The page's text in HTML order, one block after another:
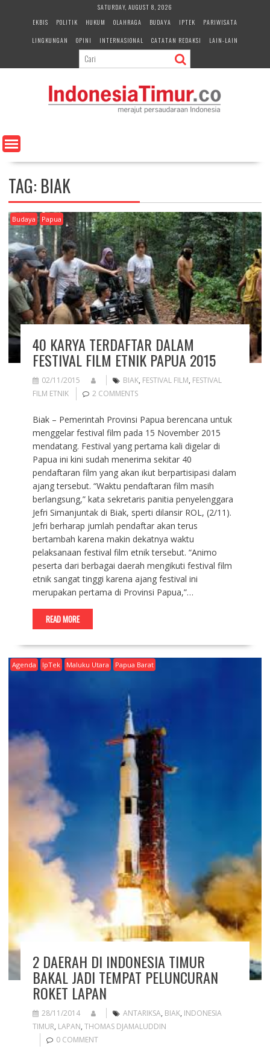
e
n
SATURDAY, AUGUST 8, 2026
EKBIS
POLITIK HUKUM OLAHRAGA BUDAYA IPTEK
PARIWISATA
LINGKUNGAN
OPINI INTERNASIONAL CATATAN REDAKSI LAIN-LAIN
TAG: BIAK
Budaya Papua
40 KARYA TERDAFTAR DALAM
FESTIVAL FILM ETNIK PAPUA 2015
02/11/2015 BIAK, FESTIVAL FILM, FESTIVAL
FILM ETNIK
2 COMMENTS
Biak – Pemerintah Provinsi Papua berencana untuk
menggelar festival film pada 15 November 2015
mendatang. Festival yang pertama kali digelar di
Papua ini kini sudah menerima sekitar 40
pendaftaran film yang akan ikut berpartisipasi dalam
ajang tersebut. “Waktu pendaftaran film masih
berlangsung,” kata sekretaris panitia penyelenggara
Jefri Simanjuntak di Biak, sperti dilansir ROL, (2/11).
Jefri berharap jumlah pendaftar akan terus
bertambah karena makin dekatnya waktu
pelaksanaan festival film etnik tersebut. “Animo
peserta dari berbagai daerah mengikuti festival film
etnik sangat tinggi karena ajang festival ini
merupakan pertama di Provinsi Papua,”…
READ MORE
Agenda IpTek Maluku Utara Papua Barat
2 DAERAH DI INDONESIA TIMUR
BAKAL JADI TEMPAT PELUNCURAN
ROKET LAPAN
28/11/2014 ANTARIKSA, BIAK, INDONESIA
TIMUR, LAPAN, THOMAS DJAMALUDDIN
0 COMMENT